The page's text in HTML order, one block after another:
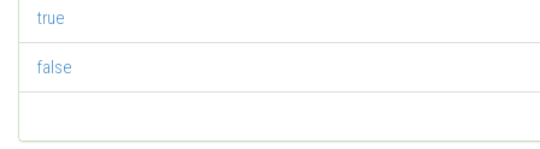
true
false